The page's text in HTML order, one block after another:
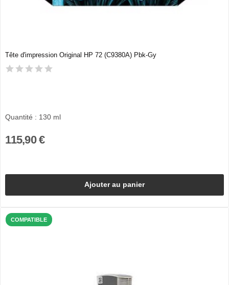
Tête d'impression Original HP 72 (C9380A) Pbk-Gy
Quantité : 130 ml
115,90 €
Ajouter au panier
COMPATIBLE